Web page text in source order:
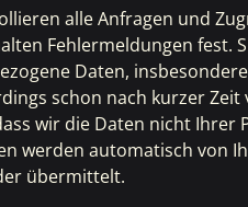
alle Anfragen und
Fehlermeldungen fest.
Daten,
schon nach kurzer Zeit
wir die Daten nicht Ihrer
werden automatisch von
übermittelt.